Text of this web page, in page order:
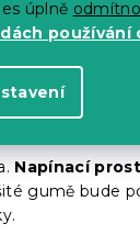
úplně
používání
Napínací
gumě bude